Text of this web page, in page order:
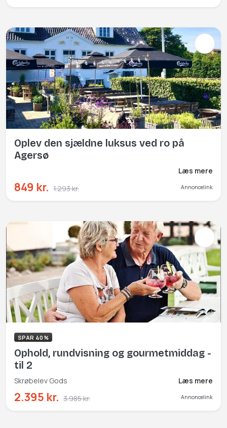
Oplev den sjældne luksus ved ro på
Agersø
Læs mere
849 kr. 1.293 kr. Annoncelink
SPAR 40%
Ophold, rundvisning og gourmetmiddag -
til 2
Skrøbelev Gods Læs mere
2.395 kr. 3.985 kr. Annoncelink